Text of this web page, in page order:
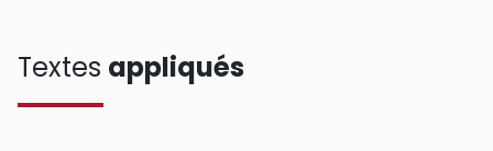
Textes appliqués